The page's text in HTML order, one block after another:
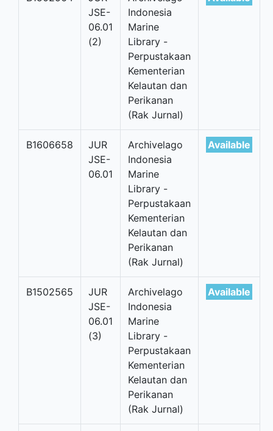
JSE-
06.01
(2)
Indonesia
Marine
Library -
Perpustakaan
Kementerian
Kelautan dan
Perikanan
(Rak Jurnal)
B1606658
JUR
JSE-
06.01
Archivelago
Indonesia
Marine
Library -
Perpustakaan
Kementerian
Kelautan dan
Perikanan
(Rak Jurnal)
Available
B1502565
JUR
JSE-
06.01
(3)
Archivelago
Indonesia
Marine
Library -
Perpustakaan
Kementerian
Kelautan dan
Perikanan
(Rak Jurnal)
Available